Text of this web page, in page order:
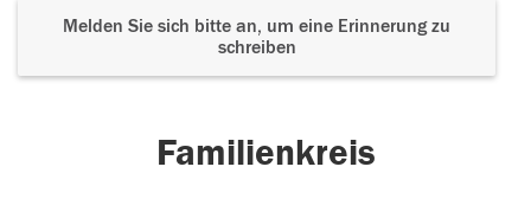
Melden Sie sich bitte an, um eine Erinnerung zu
schreiben
Familienkreis